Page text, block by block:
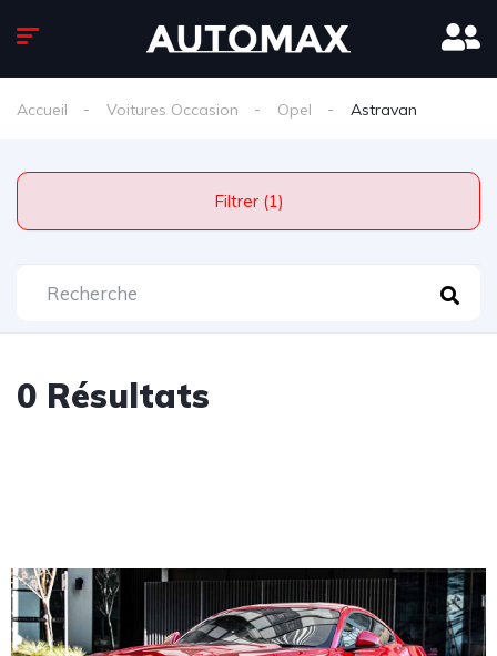
Accueil Voitures Occasion Opel Astravan
Filtrer (1)
0 Résultats